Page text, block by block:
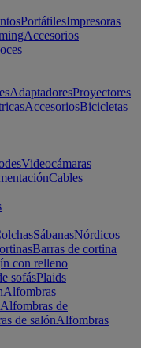
PortátilesImpresoras
Accesorios
AdaptadoresProyectores
AccesoriosBicicletas
Videocámaras
Cables
SábanasNórdicos
Barras de cortina
con relleno
sofásPlaids
Alfombras
Alfombras de
de salónAlfombras